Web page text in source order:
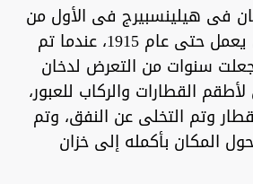
فى هيلينسبيرج فى الأول من
يناير عام 1889، وظل يعمل حتى عام 1915، عندما تم
سنوات من التعرض لدخان
القطارات والركاب للعبور،
وتم التخلى عن النفق، وتم
المكان بأكمله إلى خزان